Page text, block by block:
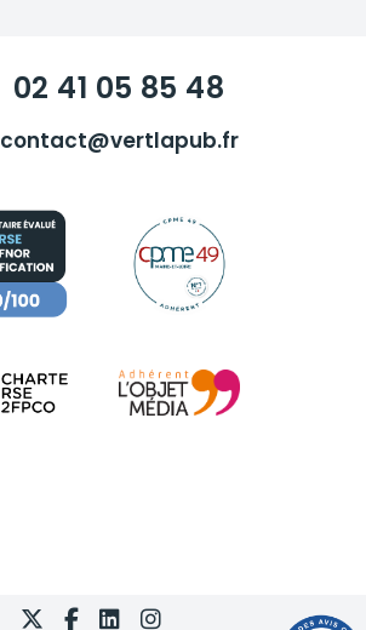
02 41 05 85 48
contact@vertlapub.fr